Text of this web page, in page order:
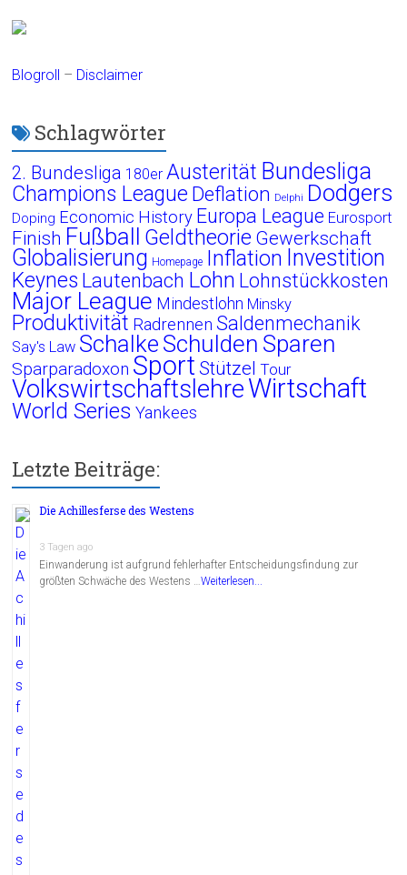
Blogroll – Disclaimer
Schlagwörter
2. Bundesliga 180er Austerität Bundesliga
Champions League Deflation Delphi Dodgers
Doping Economic History Europa League Eurosport
Finish Fußball Geldtheorie Gewerkschaft
Globalisierung Homepage Inflation Investition
Keynes Lautenbach Lohn Lohnstückkosten
Major League Mindestlohn Minsky
Produktivität Radrennen Saldenmechanik
Say's Law Schalke Schulden Sparen
Sparparadoxon Sport Stützel Tour
VolkswirtschaftslehreWirtschaft
World Series Yankees
Letzte Beiträge:
Die Achillesferse des Westens
3 Tagen ago
Einwanderung ist aufgrund fehlerhafter Entscheidungsfindung zur
größten Schwäche des Westens …Weiterlesen...